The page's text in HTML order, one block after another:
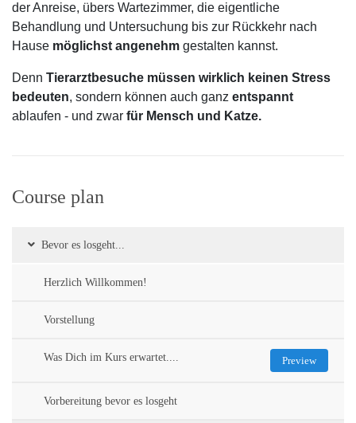
der Anreise, übers Wartezimmer, die eigentliche
Behandlung und Untersuchung bis zur Rückkehr nach
Hause möglichst angenehm gestalten kannst.
Denn Tierarztbesuche müssen wirklich keinen Stress
bedeuten, sondern können auch ganz entspannt
ablaufen - und zwar für Mensch und Katze.
Course plan
Bevor es losgeht...
Herzlich Willkommen!
Vorstellung
Was Dich im Kurs erwartet.... Preview
Vorbereitung bevor es losgeht